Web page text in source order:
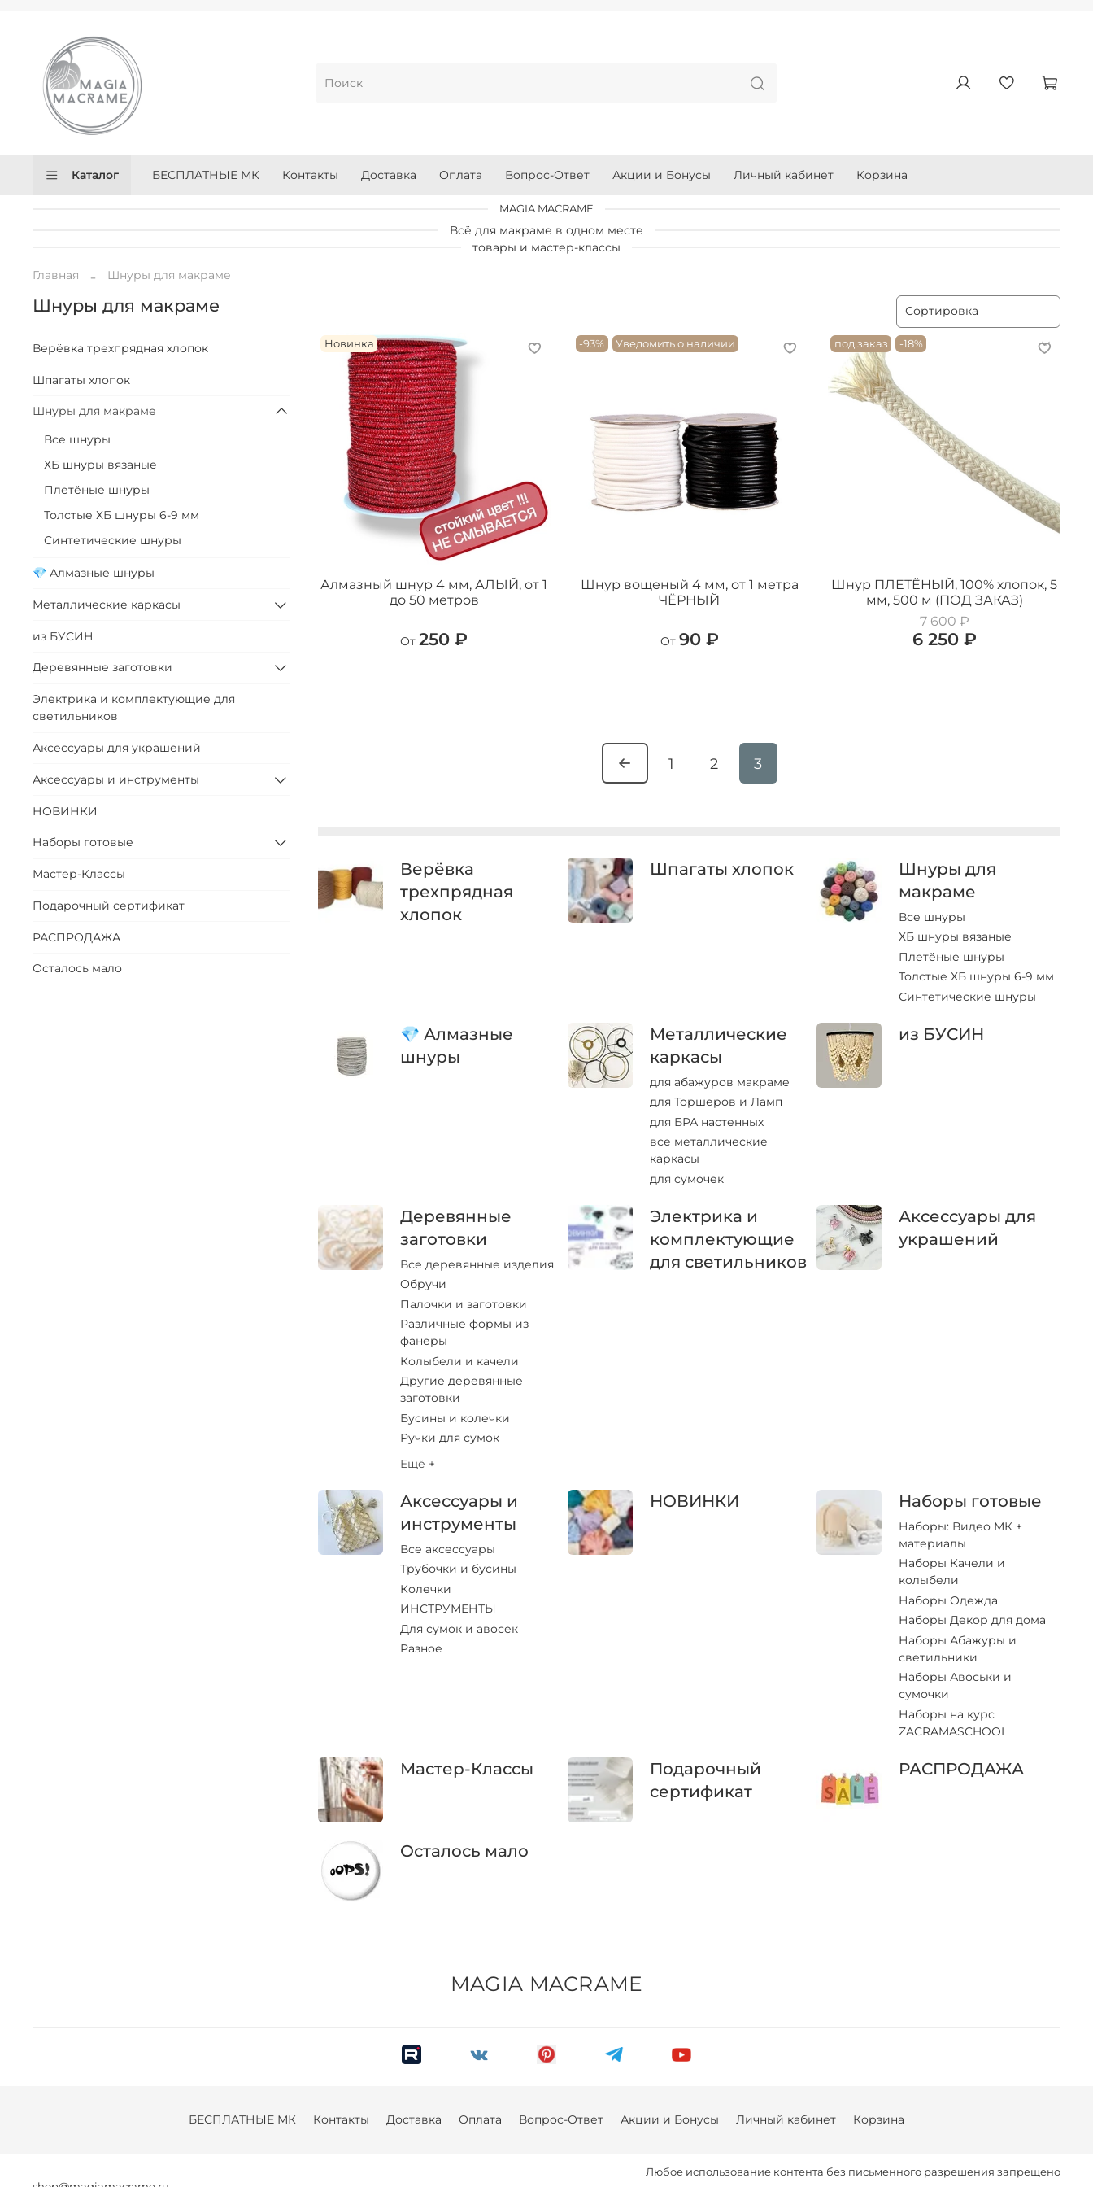
Каталог БЕСПЛАТНЫЕ МК Контакты Доставка Оплата Вопрос-Ответ Акции и Бонусы Личный кабинет Корзина
MAGIA MACRAME
Всё для макраме в одном месте
товары и мастер-классы
Главная
Шнуры для макраме
Шнуры для макраме
Новинка
Алмазный шнур 4 мм, АЛЫЙ, от 1
до 50 метров
От 250 ₽
-93% Уведомить о наличии
Шнур вощеный 4 мм, от 1 метра
ЧЁРНЫЙ
От 90 ₽
под заказ -18%
Шнур ПЛЕТЁНЫЙ, 100% хлопок, 5
мм, 500 м (ПОД ЗАКАЗ)
7 600 ₽
6 250 ₽
1 2 3
Верёвка
трехпрядная
хлопок
Шпагаты хлопок
Шнуры для
макраме
Все шнуры
ХБ шнуры вязаные
Плетёные шнуры
Толстые ХБ шнуры 6-9 мм
Синтетические шнуры
💎 Алмазные
шнуры
Металлические
каркасы
для абажуров макраме
для Торшеров и Ламп
для БРА настенных
все металлические
каркасы
для сумочек
из БУСИН
Деревянные
заготовки
Все деревянные изделия
Обручи
Палочки и заготовки
Различные формы из
фанеры
Колыбели и качели
Другие деревянные
заготовки
Бусины и колечки
Ручки для сумок
Ещё +
Электрика и
комплектующие
для светильников
Аксессуары для
украшений
Аксессуары и
инструменты
Все аксессуары
Трубочки и бусины
Колечки
ИНСТРУМЕНТЫ
Для сумок и авосек
Разное
НОВИНКИ Наборы готовые
Наборы: Видео МК +
материалы
Наборы Качели и
колыбели
Наборы Одежда
Наборы Декор для дома
Наборы Абажуры и
светильники
Наборы Авоськи и
сумочки
Наборы на курс
ZACRAMASCHOOL
Мастер-Классы
Подарочный
сертификат
РАСПРОДАЖА
Осталось мало
Верёвка трехпрядная хлопок
Шпагаты хлопок
Шнуры для макраме
Все шнуры
ХБ шнуры вязаные
Плетёные шнуры
Толстые ХБ шнуры 6-9 мм
Синтетические шнуры
💎 Алмазные шнуры
Металлические каркасы
из БУСИН
Деревянные заготовки
Электрика и комплектующие для
светильников
Аксессуары для украшений
Аксессуары и инструменты
НОВИНКИ
Наборы готовые
Мастер-Классы
Подарочный сертификат
РАСПРОДАЖА
Осталось мало
MAGIA MACRAME
БЕСПЛАТНЫЕ МК Контакты Доставка Оплата Вопрос-Ответ Акции и Бонусы Личный кабинет Корзина
Любое использование контента без письменного разрешения запрещено